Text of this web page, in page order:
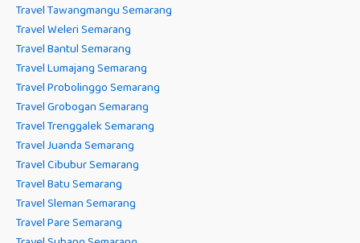
Travel Tawangmangu Semarang
Travel Weleri Semarang
Travel Bantul Semarang
Travel Lumajang Semarang
Travel Probolinggo Semarang
Travel Grobogan Semarang
Travel Trenggalek Semarang
Travel Juanda Semarang
Travel Cibubur Semarang
Travel Batu Semarang
Travel Sleman Semarang
Travel Pare Semarang